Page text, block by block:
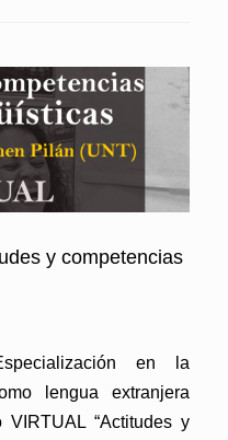
y competencias
en la
lengua extranjera
“Actitudes y